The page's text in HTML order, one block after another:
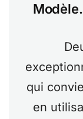
qui
en